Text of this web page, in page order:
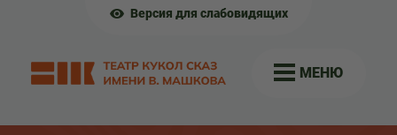
Версия для слабовидящих
МЕНЮ